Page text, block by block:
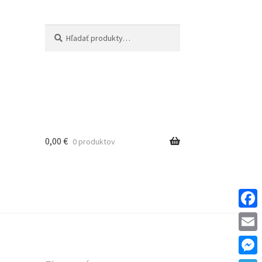
0,00 € 0 produktov
F
a
c
E
m